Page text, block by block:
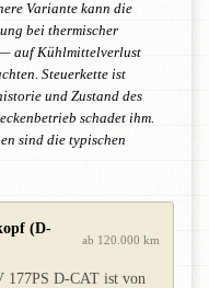
Variante kann die
bei thermischer
auf Kühlmittelverlust
Steuerkette ist
und Zustand des
schadet ihm.
sind die typischen
(D-
ab 120.000 km
177PS D-CAT ist von